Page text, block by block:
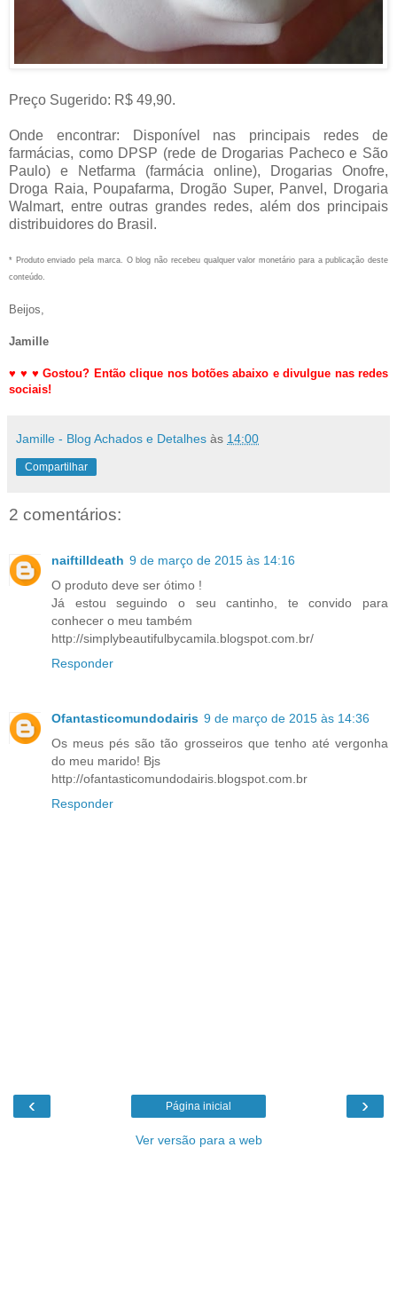
Preço Sugerido: R$ 49,90.
Onde encontrar: Disponível nas principais redes de
farmácias, como DPSP (rede de Drogarias Pacheco e São
Paulo) e Netfarma (farmácia online), Drogarias Onofre,
Droga Raia, Poupafarma, Drogão Super, Panvel, Drogaria
Walmart, entre outras grandes redes, além dos principais
distribuidores do Brasil.
* Produto enviado pela marca. O blog não recebeu qualquer valor monetário para a publicação deste
conteúdo.
Beijos,
Jamille
♥ ♥ ♥Gostou? Então clique nos botões abaixo e divulgue nas redes
sociais!
Jamille - Blog Achados e Detalhes às 14:00
Compartilhar
2 comentários:
naiftilldeath 9 de março de 2015 às 14:16
O produto deve ser ótimo !
Já estou seguindo o seu cantinho, te convido para
conhecer o meu também
http://simplybeautifulbycamila.blogspot.com.br/
Responder
Ofantasticomundodairis 9 de março de 2015 às 14:36
Os meus pés são tão grosseiros que tenho até vergonha
do meu marido! Bjs
http://ofantasticomundodairis.blogspot.com.br
Responder
‹ ›
Página inicial
Ver versão para a web